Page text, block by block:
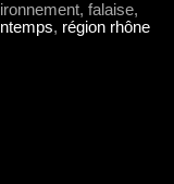
falaise,
, région rhône